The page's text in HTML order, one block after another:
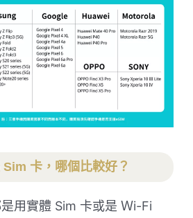
卡，哪個比較好？
用實體 Sim 卡或是 Ｗi-Fi